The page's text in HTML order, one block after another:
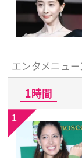
エンタメニュ
1時間
1